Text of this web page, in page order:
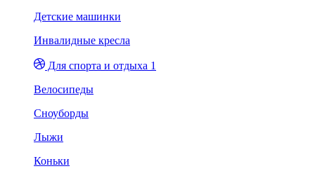
Детские машинки
Инвалидные кресла
Для спорта и отдыха 1
Велосипеды
Сноуборды
Лыжи
Коньки